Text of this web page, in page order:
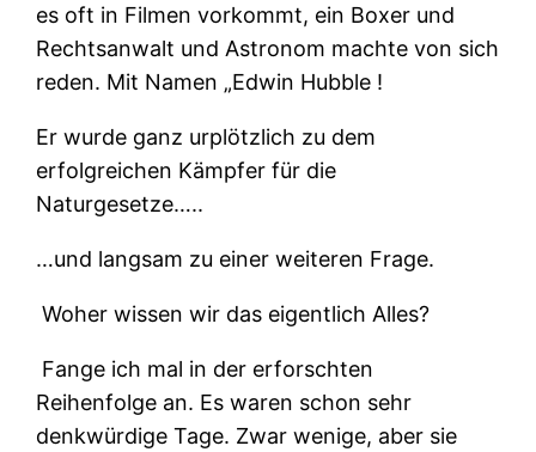
es oft in Filmen vorkommt, ein Boxer und
Rechtsanwalt und Astronom machte von sich
reden. Mit Namen „Edwin Hubble !
Er wurde ganz urplötzlich zu dem
erfolgreichen Kämpfer für die
Naturgesetze…..
…und langsam zu einer weiteren Frage.
Woher wissen wir das eigentlich Alles?
Fange ich mal in der erforschten
Reihenfolge an. Es waren schon sehr
denkwürdige Tage. Zwar wenige, aber sie